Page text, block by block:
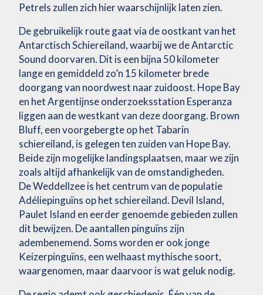
Petrels zullen zich hier waarschijnlijk laten zien.
De gebruikelijk route gaat via de oostkant van het
Antarctisch Schiereiland, waarbij we de Antarctic
Sound doorvaren. Dit is een bijna 50 kilometer
lange en gemiddeld zo’n 15 kilometer brede
doorgang van noordwest naar zuidoost. Hope Bay
en het Argentijnse onderzoeksstation Esperanza
liggen aan de westkant van deze doorgang. Brown
Bluff, een voorgebergte op het Tabarin
schiereiland, is gelegen ten zuiden van Hope Bay.
Beide zijn mogelijke landingsplaatsen, maar we zijn
zoals altijd afhankelijk van de omstandigheden.
De Weddellzee is het centrum van de populatie
Adéliepinguïns op het schiereiland. Devil Island,
Paulet Island en eerder genoemde gebieden zullen
dit bewijzen. De aantallen pinguïns zijn
adembenemend. Soms worden er ook jonge
Keizerpinguïns, een welhaast mythische soort,
waargenomen, maar daarvoor is wat geluk nodig.